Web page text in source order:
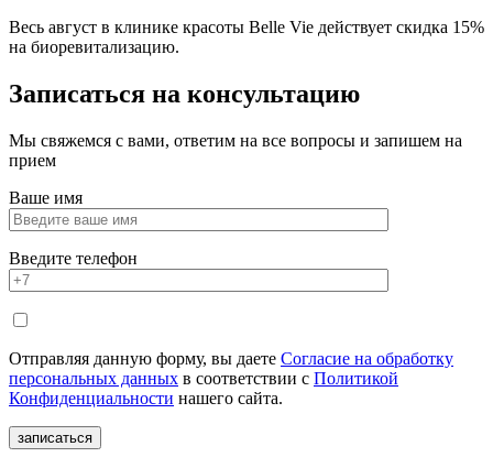
Весь август в клинике красоты Belle Vie действует скидка 15%
на биоревитализацию.
Записаться на консультацию
Мы свяжемся с вами, ответим на все вопросы и запишем на
прием
Ваше имя
Введите телефон
Отправляя данную форму, вы даете Согласие на обработку
персональных данных в соответствии с Политикой
Конфиденциальности нашего сайта.